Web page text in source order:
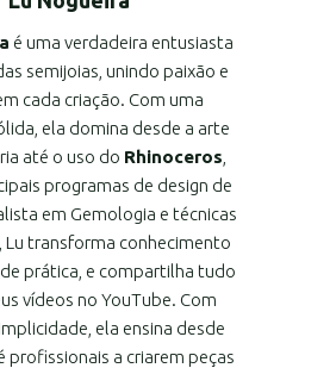
é uma verdadeira entusiasta
semijoias, unindo paixão e
cada criação. Com uma
ela domina desde a arte
até o uso do Rhinoceros
programas de design de
em Gemologia e técnicas
Lu transforma conhecimento
prática, e compartilha tudo
vídeos no YouTube. Com
ela ensina desde
profissionais a criarem peças